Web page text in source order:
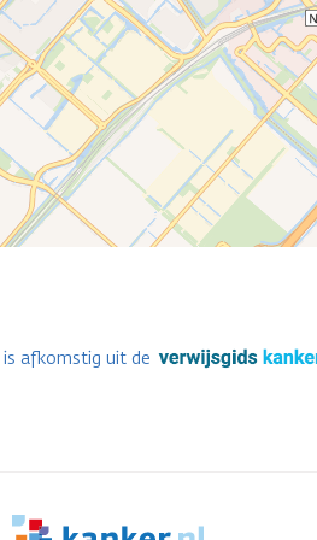
afkomstig uit de